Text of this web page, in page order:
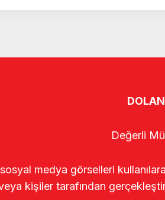
Değerli
medya görselleri
kişiler tarafından